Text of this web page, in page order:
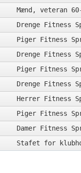
Mænd, veteran
Drenge Fitness
Piger Fitness
Drenge Fitness
Piger Fitness
Drenge Fitness
Herrer Fitness
Piger Fitness
Damer Fitness
Stafet for